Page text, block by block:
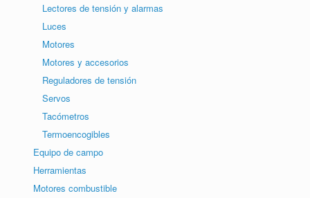
Lectores de tensión y alarmas
Luces
Motores
Motores y accesorios
Reguladores de tensión
Servos
Tacómetros
Termoencogibles
Equipo de campo
Herramientas
Motores combustible